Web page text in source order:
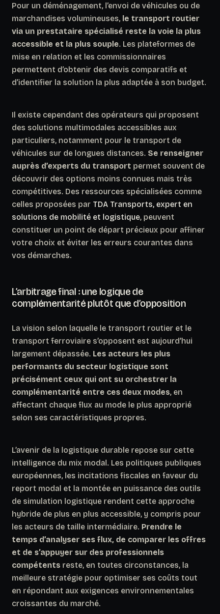
Pour un déménagement, l’envoi de véhicules ou de
marchandises volumineuses, le transport routier
via un prestataire spécialisé reste la voie la plus
accessible et la plus souple. Les plateformes de
mise en relation et les commissionnaires
permettent d’obtenir des devis comparatifs et
d’identifier la solution la plus adaptée à son budget.
Il existe cependant des opérateurs qui proposent
des solutions multimodales accessibles aux
particuliers, notamment pour le transport de
véhicules sur de longues distances. Se renseigner
auprès d’experts du transport permet souvent de
découvrir des options moins connues mais très
compétitives. Des ressources spécialisées comme
celles proposées par TDA Transports, expert en
solutions de mobilité et logistique, peuvent
constituer un point de départ précieux pour affiner
votre choix et éviter les erreurs courantes dans
vos démarches.
L’arbitrage final : une logique de
complémentarité plutôt que d’opposition
La vision selon laquelle le transport routier et le
transport ferroviaire s’opposent est aujourd’hui
largement dépassée. Les acteurs les plus
performants du secteur logistique sont
précisément ceux qui ont su orchestrer la
complémentarité entre ces deux modes, en
affectant chaque flux au mode le plus approprié
selon ses caractéristiques propres.
L’avenir de la logistique durable repose sur cette
intelligence du mix modal. Les politiques publiques
européennes, les incitations fiscales en faveur du
report modal et la montée en puissance des outils
de simulation logistique rendent cette approche
hybride de plus en plus accessible, y compris pour
les acteurs de taille intermédiaire. Prendre le
temps d’analyser ses flux, de comparer les offres
et de s’appuyer sur des professionnels
compétents reste, en toutes circonstances, la
meilleure stratégie pour optimiser ses coûts tout
en répondant aux exigences environnementales
croissantes du marché.